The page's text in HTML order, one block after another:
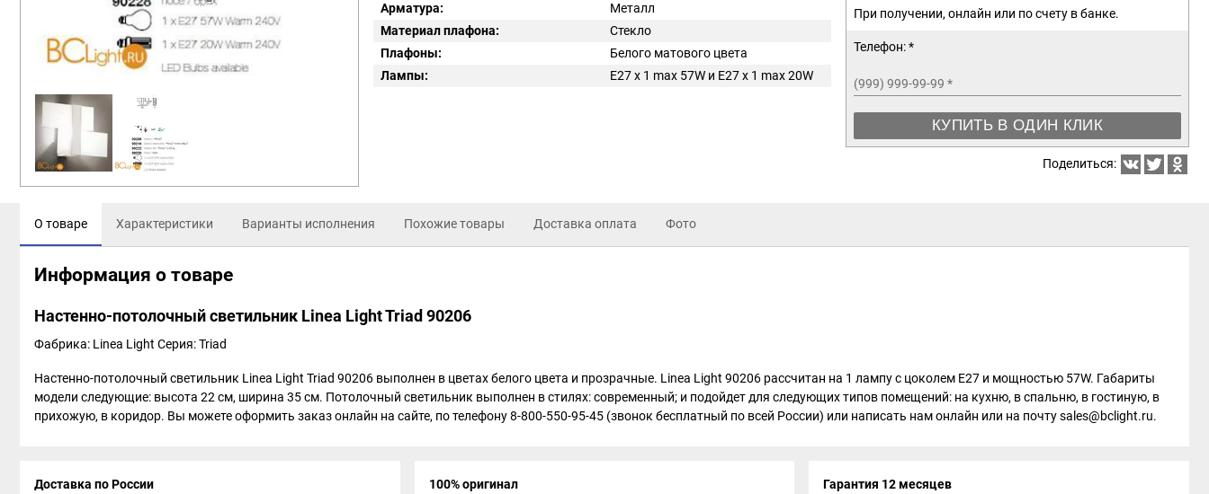
Арматура:
Металл
Материал плафона:
Стекло
Плафоны:
Белого матового цвета
Лампы:
E27 x 1 max 57W и E27 x 1 max 20W
При получении, онлайн или по счету в банке.
Телефон: *
(999) 999-99-99 *
КУПИТЬ В ОДИН КЛИК
Поделиться:
О товаре Характеристики Варианты исполнения Похожие товары Доставка оплата Фото
Информация о товаре
Настенно-потолочный светильник Linea Light Triad 90206
Фабрика: Linea Light Серия: Triad
Настенно-потолочный светильник Linea Light Triad 90206 выполнен в цветах белого цвета и прозрачные. Linea Light 90206 рассчитан на 1 лампу с цоколем E27 и мощностью 57W. Габариты
модели следующие: высота 22 см, ширина 35 см. Потолочный светильник выполнен в стилях: современный; и подойдет для следующих типов помещений: на кухню, в спальню, в гостиную, в
прихожую, в коридор. Вы можете оформить заказ онлайн на сайте, по телефону 8-800-550-95-45 (звонок бесплатный по всей России) или написать нам онлайн или на почту sales@bclight.ru.
Доставка по России
100% оригинал
Гарантия 12 месяцев